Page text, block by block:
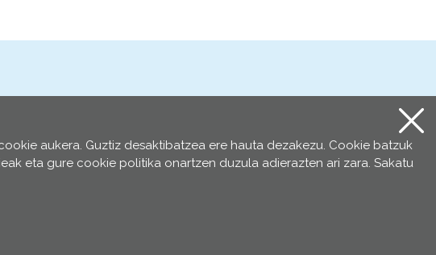
aukera. Guztiz desaktibatzea ere hauta dezakezu. Cookie batzuk
eta gure cookie politika onartzen duzula adierazten ari zara. Sakatu